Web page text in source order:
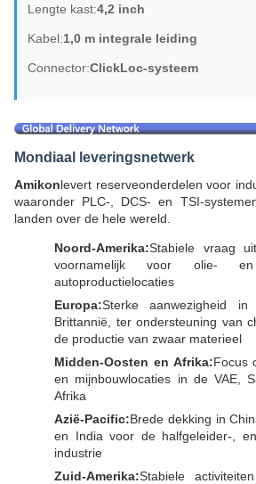
Lengte kast:4,2 inch
Kabel:1,0 m integrale leiding
Connector:ClickLoc-systeem
Mondiaal leveringsnetwerk
Amikonlevert reserveonderdelen voor
waaronder PLC-, DCS- en TSI-
landen over de hele wereld.
Noord-Amerika:Stabiele vraag
voornamelijk voor olie-
autoproductielocaties
Europa:Sterke aanwezigheid
Brittannië, ter ondersteuning van
de productie van zwaar materieel
Midden-Oosten en Afrika:Focus
en mijnbouwlocaties in de VAE,
Afrika
Azië-Pacific:Brede dekking in
en India voor de halfgeleider-,
industrie
Zuid-Amerika:Stabiele